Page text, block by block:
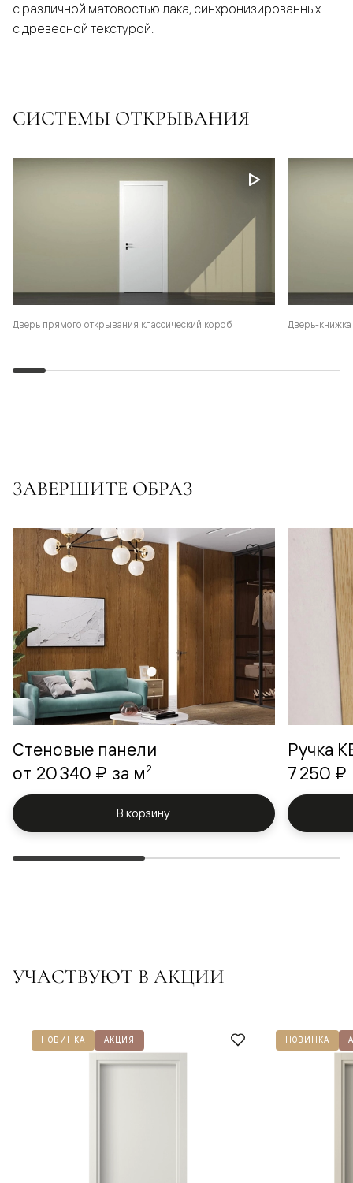
с различной матовостью лака, синхронизированных
с древесной текстурой.
СИСТЕМЫ ОТКРЫВАНИЯ
Дверь прямого открывания классический короб Дверь-
ЗАВЕРШИТЕ ОБРАЗ
Стеновые панели
от 20 340 ₽ за м2
В корзину
Ручка
7 250 ₽
УЧАСТВУЮТ В АКЦИИ
НОВИНКА АКЦИЯ НОВИНКА